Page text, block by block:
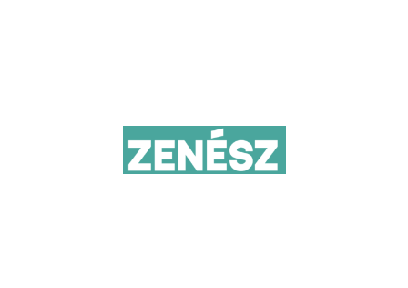
Elolvasom